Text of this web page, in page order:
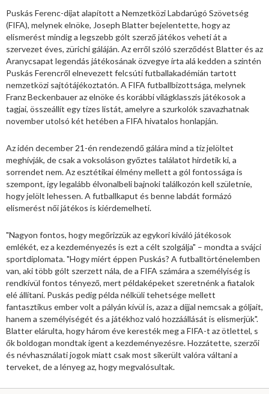
Puskás Ferenc-díjat alapított a Nemzetközi Labdarúgó Szövetség
(FIFA), melynek elnöke, Joseph Blatter bejelentette, hogy az
elismerést mindig a legszebb gólt szerző játékos veheti át a
szervezet éves, zürichi gáláján. Az erről szóló szerződést Blatter és az
Aranycsapat legendás játékosának özvegye írta alá kedden a szintén
Puskás Ferencről elnevezett felcsúti futballakadémián tartott
nemzetközi sajtótájékoztatón. A FIFA futballbizottsága, melynek
Franz Beckenbauer az elnöke és korábbi világklasszis játékosok a
tagjai, összeállít egy tízes listát, amelyre a szurkolók szavazhatnak
november utolsó két hetében a FIFA hivatalos honlapján.
Az idén december 21-én rendezendő gálára mind a tíz jelöltet
meghívják, de csak a voksoláson győztes találatot hirdetik ki, a
sorrendet nem. Az esztétikai élmény mellett a gól fontossága is
szempont, így legalább élvonalbeli bajnoki találkozón kell születnie,
hogy jelölt lehessen. A futballkaput és benne labdát formázó
elismerést női játékos is kiérdemelheti.
"Nagyon fontos, hogy megőrizzük az egykori kiváló játékosok
emlékét, ez a kezdeményezés is ezt a célt szolgálja" – mondta a svájci
sportdiplomata. "Hogy miért éppen Puskás? A futballtörténelemben
van, aki több gólt szerzett nála, de a FIFA számára a személyiség is
rendkívül fontos tényező, mert példaképeket szeretnénk a fiatalok
elé állítani. Puskás pedig példa nélküli tehetsége mellett
fantasztikus ember volt a pályán kívül is, azaz a díjjal nemcsak a góljait,
hanem a személyiségét és a játékhoz való hozzáállását is elismerjük".
Blatter elárulta, hogy három éve keresték meg a FIFA-t az ötlettel, s
ők boldogan mondtak igent a kezdeményezésre. Hozzátette, szerzői
és névhasználati jogok miatt csak most sikerült valóra váltani a
terveket, de a lényeg az, hogy megvalósultak.